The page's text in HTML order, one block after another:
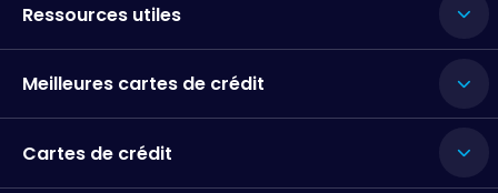
Ressources utiles
Meilleures cartes de crédit
Cartes de crédit